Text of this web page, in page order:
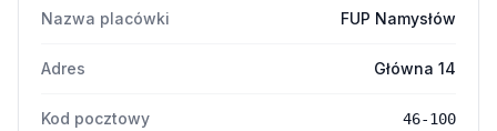
Nazwa placówki FUP Namysłów
Adres Główna 14
Kod pocztowy 46-100